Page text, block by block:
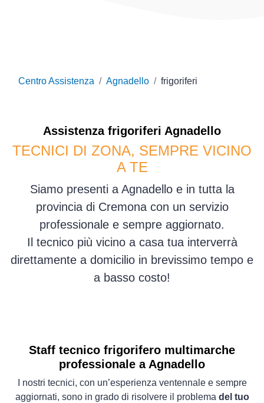
Centro Assistenza Agnadello frigoriferi
Assistenza frigoriferi Agnadello
TECNICI DI ZONA, SEMPRE VICINO
A TE
Siamo presenti a Agnadello e in tutta la
provincia di Cremona con un servizio
professionale e sempre aggiornato.
Il tecnico più vicino a casa tua interverrà
direttamente a domicilio in brevissimo tempo e
a basso costo!
Staff tecnico frigorifero multimarche
professionale a Agnadello
I nostri tecnici, con un’esperienza ventennale e sempre
aggiornati, sono in grado di risolvere il problema del tuo